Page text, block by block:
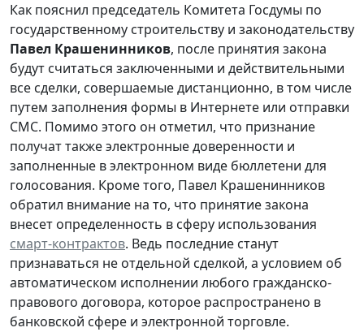
Как пояснил председатель Комитета Госдумы по
государственному строительству и законодательству
Павел Крашенинников, после принятия закона
будут считаться заключенными и действительными
все сделки, совершаемые дистанционно, в том числе
путем заполнения формы в Интернете или отправки
СМС. Помимо этого он отметил, что признание
получат также электронные доверенности и
заполненные в электронном виде бюллетени для
голосования. Кроме того, Павел Крашенинников
обратил внимание на то, что принятие закона
внесет определенность в сферу использования
смарт-контрактов. Ведь последние станут
признаваться не отдельной сделкой, а условием об
автоматическом исполнении любого гражданско-
правового договора, которое распространено в
банковской сфере и электронной торговле.